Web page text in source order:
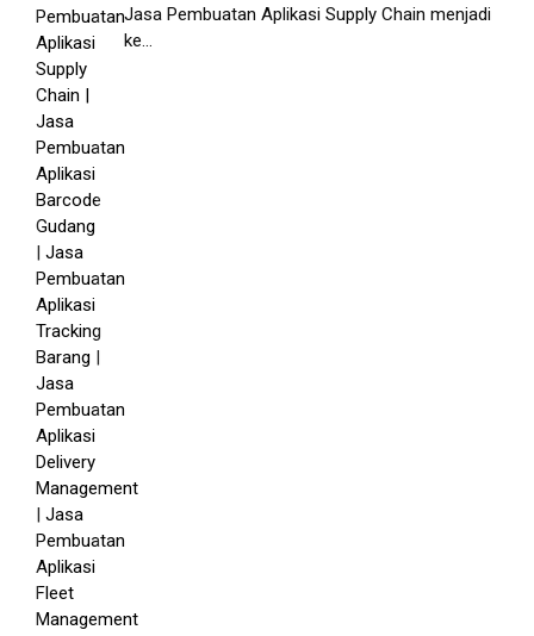
Jasa Pembuatan Aplikasi Supply Chain menjadi
ke...